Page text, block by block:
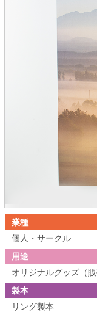
業種
個人・サークル
用途
オリジナルグッズ（販
製本
リング製本